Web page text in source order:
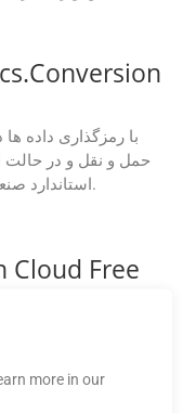
حمل و نقل و در حالت
استاندارد صنعتی، فرآیند تبدیل ایمن را تضمین می کند.
Cloud Free
اعتماد و خروجی با
می دهند و تجربه یکپارچه را تضمین می کنند.
more in our